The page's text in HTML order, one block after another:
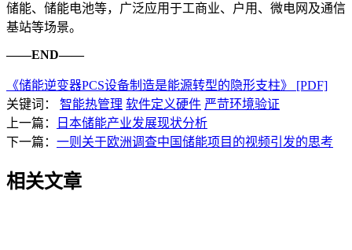
储能、储能电池等，广泛应用于工商业、户用、微电网及通信
基站等场景。
——END——
《储能逆变器PCS设备制造是能源转型的隐形支柱》 [PDF]
关键词： 智能热管理 软件定义硬件 严苛环境验证
上一篇：
日本储能产业发展现状分析
下一篇： 一则关于欧洲调查中国储能项目的视频引发的思考
相关文章